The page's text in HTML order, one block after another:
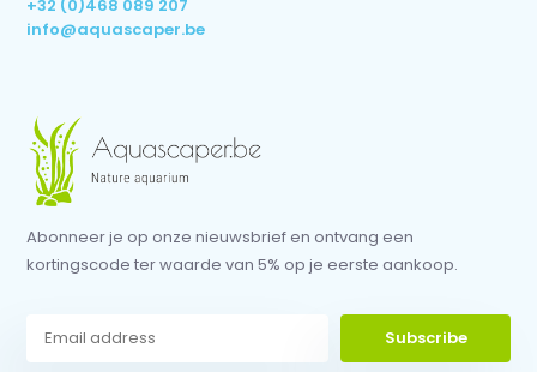
+32 (0)468 089 207
info@aquascaper.be
Abonneer je op onze nieuwsbrief en ontvang een
kortingscode ter waarde van 5% op je eerste aankoop.
Subscribe